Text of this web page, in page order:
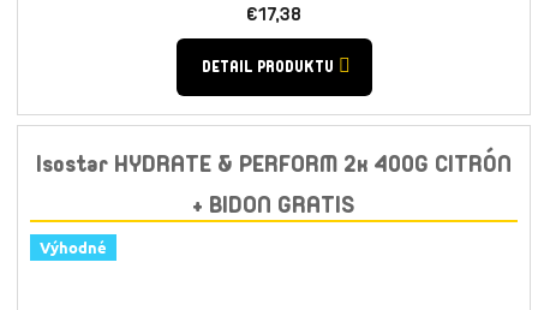
€17,38
DETAIL PRODUKTU
Isostar HYDRATE & PERFORM 2x 400G CITRÓN
+ BIDON GRATIS
Výhodné